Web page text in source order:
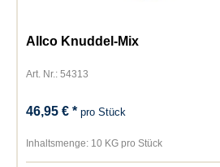
Allco Knuddel-Mix
Art. Nr.: 54313
46,95 € *pro Stück
Inhaltsmenge: 10 KG pro Stück